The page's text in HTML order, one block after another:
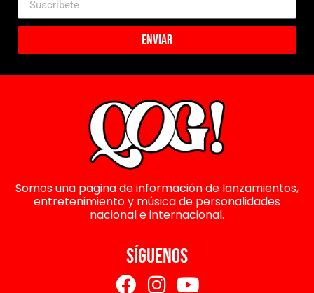
Enviar
Somos una pagina de información de lanzamientos,
entretenimiento y música de personalidades
nacional e internacional.
SÍGUENOS